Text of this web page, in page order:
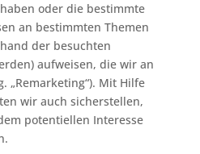
oder die bestimmte
an bestimmten Themen
der besuchten
aufweisen, die wir an
„Remarketing“). Mit Hilfe
wir auch sicherstellen,
potentiellen Interesse